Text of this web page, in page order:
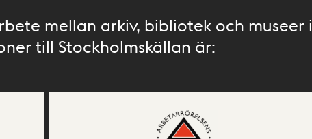
mellan arkiv, bibliotek och museer i
till Stockholmskällan är: